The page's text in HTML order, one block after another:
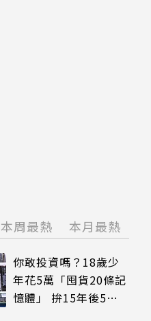
本周最熱 本月最熱
你敢投資嗎？18歲少
年花5萬「囤貨20條記
憶體」 拚15年後5倍